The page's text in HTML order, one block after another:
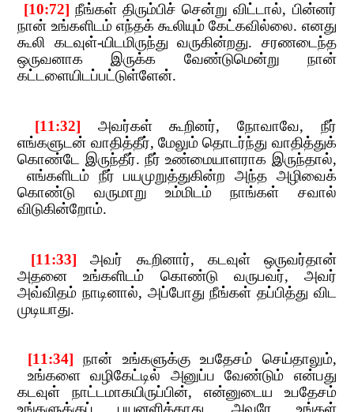
​​ [10:72] நீங்கள் திரும்பிச் சென்று விட்டால்,​​ பின்னர்
நான் உங்களிடம் எந்தக் கூலியும் கேட்கவில்லை. எனது
கூலி கடவுள்-யிடமிருந்து வருகின்றது. சரணடைந்த
ஒருவனாக இருக்க வேண்டுமென்று நான்
கட்டளையிடப்பட்டுள்ளேன்.
​​ [11:32] அவர்கள் கூறினர்,​​நோவாவே,​​ நீர்
எங்களுடன் வாதித்தீர்,​​மேலும் தொடர்ந்து வாதித்துக்
கொண்டே​​ இருந்தீர். நீர் உண்மையாளராக இருந்தால்,​​
எங்களிடம் நீர் பயமுறுத்துகின்ற அந்த அழிவைக்
கொண்டு வருமாறு உம்மிடம் நாங்கள் சவால்
விடுகின்றோம்.
​​ [11:33] ​​அவர் கூறினார்,​​ கடவுள் ஒருவர்தான்
அதனை உங்களிடம் கொண்டு வருபவர்,​​ அவர்
அவ்விதம் நாடினால்,​​ அப்போது நீங்கள் தப்பித்து விட
முடியாது.
​​ [11:34] ​​நான் உங்களுக்கு உபதேசம் செய்தாலும்,​​
உங்களை வழிகேட்டில் அனுப்ப வேண்டும் என்பது
கடவுள் நாட்டமாகயிருப்பின்,​​ என்னுடைய உபதேசம்
உங்களுக்குப் பயனளிக்காது. அவரே உங்கள்